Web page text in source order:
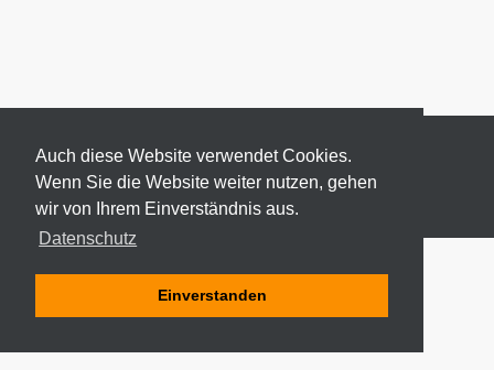
Auch diese Website verwendet Cookies.
Wenn Sie die Website weiter nutzen, gehen
wir von Ihrem Einverständnis aus.
Datenschutz
Einverstanden
© 2026 ODEKI - ALLE RECHTE VORBEHALTEN